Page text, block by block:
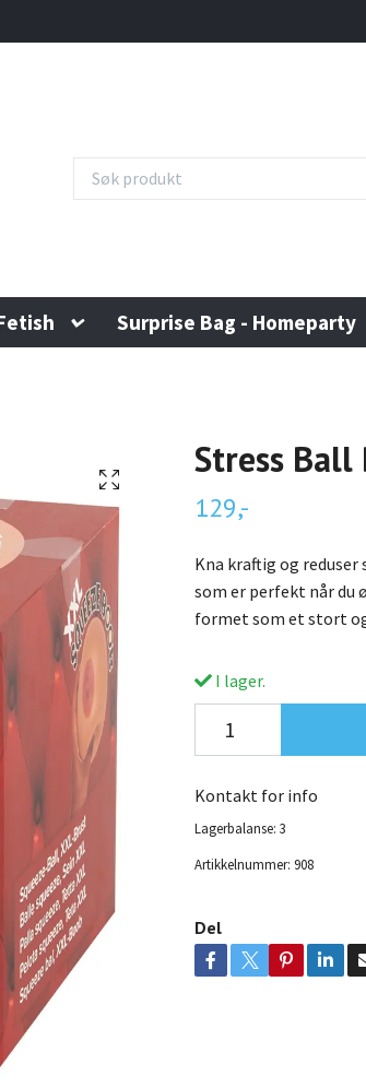
Surprise Bag - Homeparty
Stress Ball
129,-
Kna kraftig og
som er perfekt når du
formet som et stort
I lager.
Kontakt for info
Lagerbalanse: 3
Artikkelnummer: 908
Del